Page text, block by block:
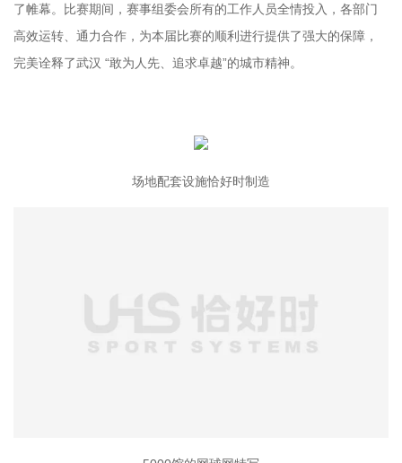
了帷幕。比赛期间，赛事组委会所有的工作人员全情投入，各部门
高效运转、通力合作，为本届比赛的顺利进行提供了强大的保障，
完美诠释了武汉 “敢为人先、追求卓越”的城市精神。
场地配套设施恰好时制造